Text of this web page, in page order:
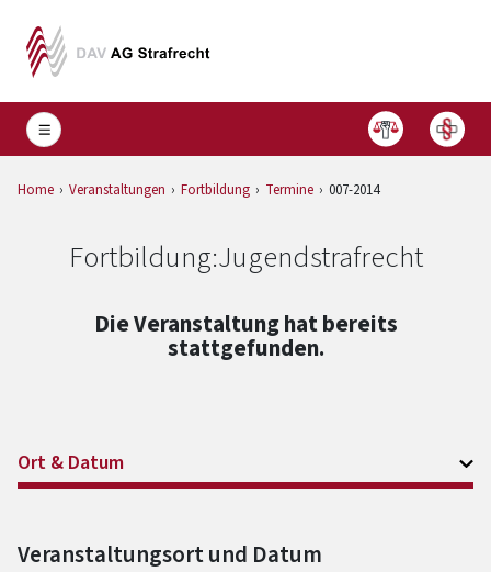
Home Veranstaltungen Fortbildung Termine 007-2014
Fortbildung:Jugendstrafrecht
Die Veranstaltung hat bereits
stattgefunden.
Ort & Datum
Veranstaltungsort und Datum